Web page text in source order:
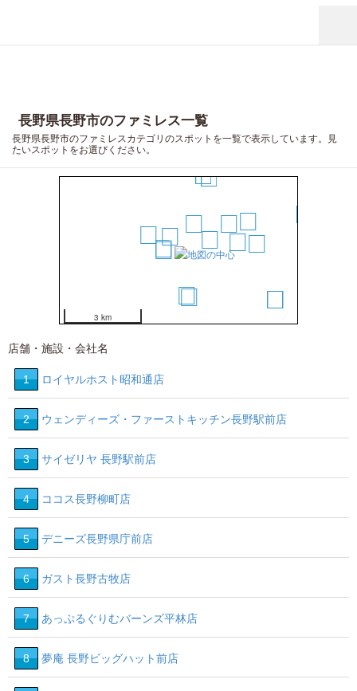
長野県長野市のファミレス一覧
長野県長野市のファミレスカテゴリのスポットを一覧で表示しています。見
たいスポットをお選びください。
1
2
3
11
12
3 km
店舗・施設・会社名
1 ロイヤルホスト昭和通店
2 ウェンディーズ・ファーストキッチン長野駅前店
3 サイゼリヤ 長野駅前店
4 ココス長野柳町店
5 デニーズ長野県庁前店
6 ガスト長野古牧店
7 あっぷるぐりむバーンズ平林店
8 夢庵 長野ビッグハット前店